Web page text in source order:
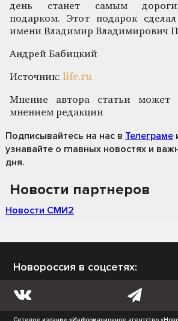
день станет самым
подарком. Этот подарок
имени Владимир Владимирович
Андрей Бабицкий
Источник: life.ru
Мнение автора статьи может
мнением редакции
Подписывайтесь на нас в Телеграме
узнавайте о главных новостях и
дня.
Новости партнеров
Новости СМИ2
Новороссия в соцсетях: